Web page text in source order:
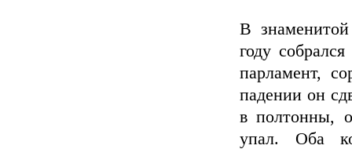
В
году
парламент,
падении он
в полтонны,
упал. Оба